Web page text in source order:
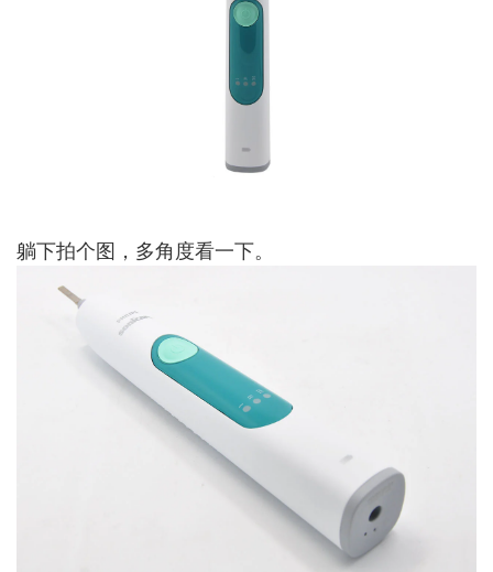
躺下拍个图，多角度看一下。